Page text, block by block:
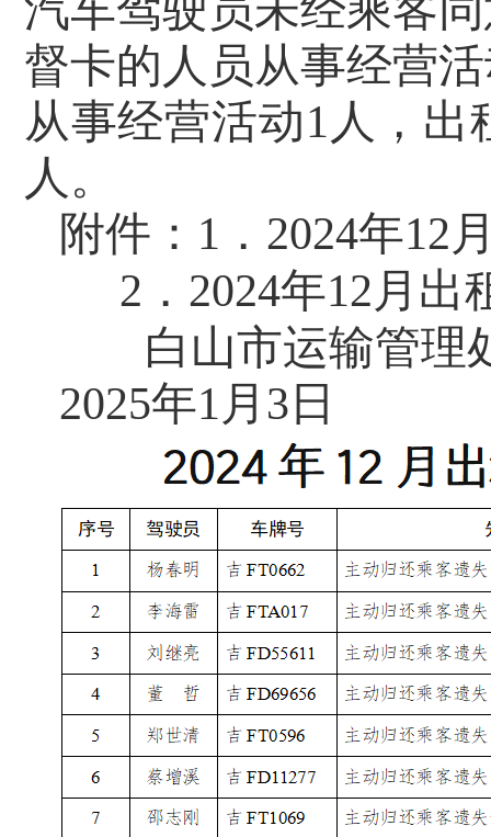
督卡的人员从事经营
从事经营活动1人，
人。
附件：1．2024年12
2．2024年12月出
白山市运输管理
2025年1月3日